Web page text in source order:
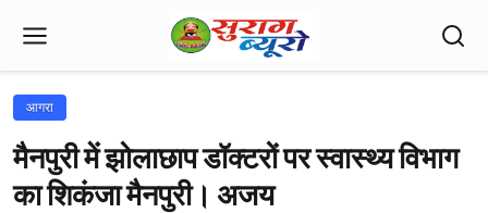
आगरा
मैनपुरी में झोलाछाप डॉक्टरों पर स्वास्थ्य विभाग
का शिकंजा मैनपुरी। अजय